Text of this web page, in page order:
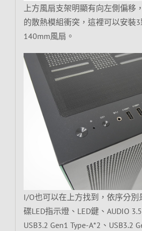
上方風扇支架明顯有向左側偏移
的散熱模組衝突，這裡可以安裝
140mm風扇。
I/O也可以在上方找到，依序分別
碟LED指示燈、LED鍵、AUDIO
USB3.2 Gen1 Type-A*2、USB3.2